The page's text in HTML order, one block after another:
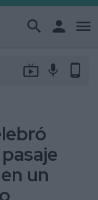
search person menu
live_tv mic phone_android
un